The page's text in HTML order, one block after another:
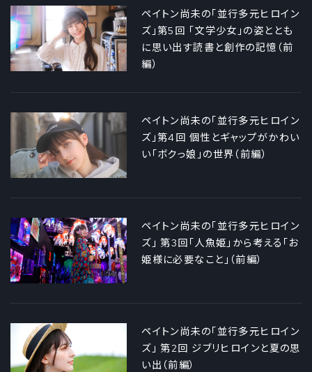
ペイトン尚未の「並行多元ヒロイン
ズ」第5回 「文学少女」の姿ととも
に思い出す読書と創作の記憶（前
編）
ペイトン尚未の「並行多元ヒロイン
ズ」第4回 個性とギャップがかわい
い「ボクっ娘」の世界（前編）
ペイトン尚未の「並行多元ヒロイン
ズ」 第3回「人魚姫」から考える「お
姫様に必要なこと」（前編）
ペイトン尚未の「並行多元ヒロイン
ズ」 第2回 ジブリヒロインと夏の思
い出（前編）